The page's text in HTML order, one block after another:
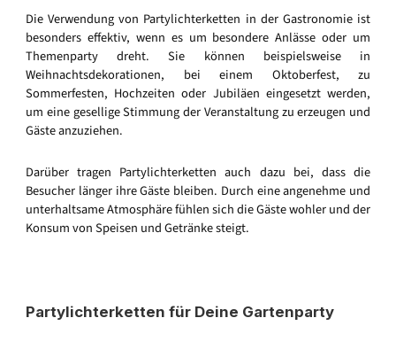
Die Verwendung von Partylichterketten in der Gastronomie ist
besonders effektiv, wenn es um besondere Anlässe oder um
Themenparty dreht. Sie können beispielsweise in
Weihnachtsdekorationen, bei einem Oktoberfest, zu
Sommerfesten, Hochzeiten oder Jubiläen eingesetzt werden,
um eine gesellige Stimmung der Veranstaltung zu erzeugen und
Gäste anzuziehen.
Darüber tragen Partylichterketten auch dazu bei, dass die
Besucher länger ihre Gäste bleiben. Durch eine angenehme und
unterhaltsame Atmosphäre fühlen sich die Gäste wohler und der
Konsum von Speisen und Getränke steigt.
Partylichterketten für Deine Gartenparty